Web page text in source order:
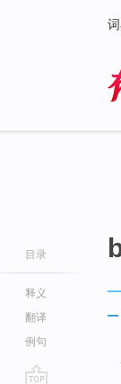
目录
释义
翻译
例句